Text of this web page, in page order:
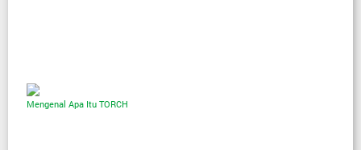
Mengenal Apa Itu TORCH